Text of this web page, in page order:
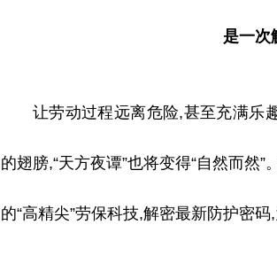
是一次
让劳动过程远离危险,甚至充满乐
的翅膀,“天方夜谭”也将变得“自然而然
的“高精尖”劳保科技,解密最新防护密